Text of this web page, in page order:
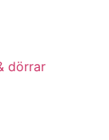
dörrar